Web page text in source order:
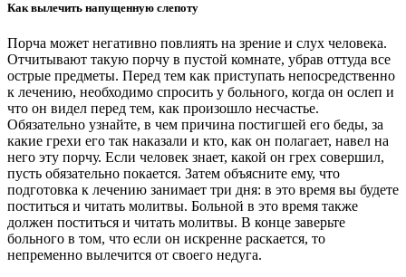
Как вылечить напущенную слепоту
Порча может негативно повлиять на зрение и слух человека.
Отчитывают такую порчу в пустой комнате, убрав оттуда все
острые предметы. Перед тем как приступать непосредственно
к лечению, необходимо спросить у больного, когда он ослеп и
что он видел перед тем, как произошло несчастье.
Обязательно узнайте, в чем причина постигшей его беды, за
какие грехи его так наказали и кто, как он полагает, навел на
него эту порчу. Если человек знает, какой он грех совершил,
пусть обязательно покается. Затем объясните ему, что
подготовка к лечению занимает три дня: в это время вы будете
поститься и читать молитвы. Больной в это время также
должен поститься и читать молитвы. В конце заверьте
больного в том, что если он искренне раскается, то
непременно вылечится от своего недуга.